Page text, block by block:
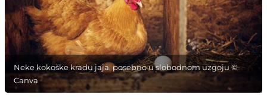
Neke kokoške kradu jaja, posebno u slobodnom uzgoju ©
Canva